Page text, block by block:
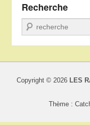
Recherche
Recherche
Copyright © 2026 LES
Thème :